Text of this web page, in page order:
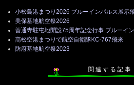
小松島港まつり2026 ブルーインパルス展示
美保基地航空祭2026
善通寺駐屯地開設75周年記念行事 ブルーイ
高松空港まつりで航空自衛隊KC-767飛来
防府基地航空祭2023
関 連 す る 記 事